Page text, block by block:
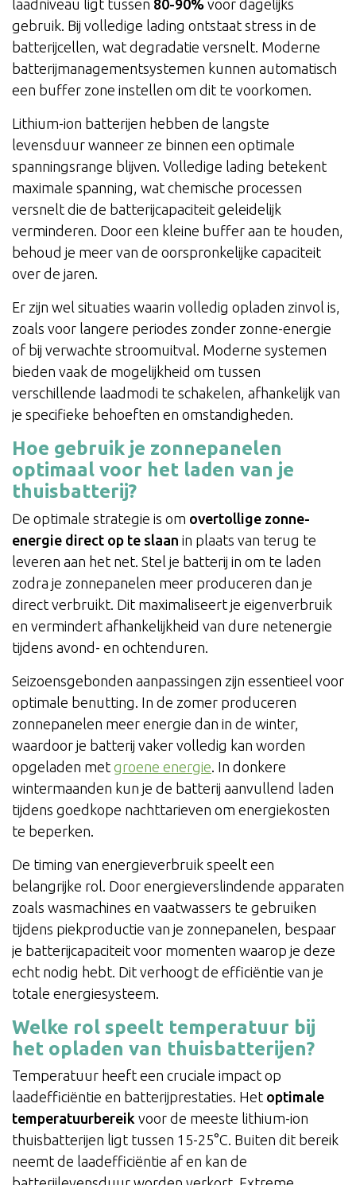
laadniveau ligt tussen 80-90% voor dagelijks
gebruik. Bij volledige lading ontstaat stress in de
batterijcellen, wat degradatie versnelt. Moderne
batterijmanagementsystemen kunnen automatisch
een buffer zone instellen om dit te voorkomen.
Lithium-ion batterijen hebben de langste
levensduur wanneer ze binnen een optimale
spanningsrange blijven. Volledige lading betekent
maximale spanning, wat chemische processen
versnelt die de batterijcapaciteit geleidelijk
verminderen. Door een kleine buffer aan te houden,
behoud je meer van de oorspronkelijke capaciteit
over de jaren.
Er zijn wel situaties waarin volledig opladen zinvol is,
zoals voor langere periodes zonder zonne-energie
of bij verwachte stroomuitval. Moderne systemen
bieden vaak de mogelijkheid om tussen
verschillende laadmodi te schakelen, afhankelijk van
je specifieke behoeften en omstandigheden.
Hoe gebruik je zonnepanelen
optimaal voor het laden van je
thuisbatterij?
De optimale strategie is om overtollige zonne-
energie direct op te slaan in plaats van terug te
leveren aan het net. Stel je batterij in om te laden
zodra je zonnepanelen meer produceren dan je
direct verbruikt. Dit maximaliseert je eigenverbruik
en vermindert afhankelijkheid van dure netenergie
tijdens avond- en ochtenduren.
Seizoensgebonden aanpassingen zijn essentieel voor
optimale benutting. In de zomer produceren
zonnepanelen meer energie dan in de winter,
waardoor je batterij vaker volledig kan worden
opgeladen met groene energie . In donkere
wintermaanden kun je de batterij aanvullend laden
tijdens goedkope nachttarieven om energiekosten
te beperken.
De timing van energieverbruik speelt een
belangrijke rol. Door energieverslindende apparaten
zoals wasmachines en vaatwassers te gebruiken
tijdens piekproductie van je zonnepanelen, bespaar
je batterijcapaciteit voor momenten waarop je deze
echt nodig hebt. Dit verhoogt de efficiëntie van je
totale energiesysteem.
Welke rol speelt temperatuur bij
het opladen van thuisbatterijen?
Temperatuur heeft een cruciale impact op
laadefficiëntie en batterijprestaties. Het optimale
temperatuurbereik voor de meeste lithium-ion
thuisbatterijen ligt tussen 15-25°C. Buiten dit bereik
neemt de laadefficiëntie af en kan de